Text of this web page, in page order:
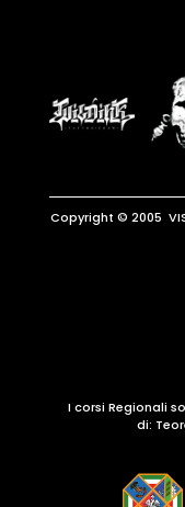
Copyright © 2005
I corsi Regionali
di: